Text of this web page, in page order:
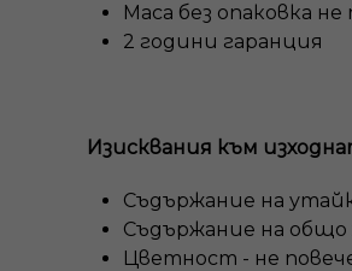
Маса без опаковка не
2 години гаранция
Изисквания към
Съдържание на
Съдържание на общо
Цветност - не